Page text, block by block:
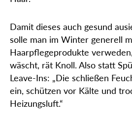
Damit dieses auch gesund
solle man im Winter generell
Haarpflegeprodukte
wäscht, rät Knoll. Also statt
Leave-Ins: „Die schließen
ein, schützen vor Kälte und
Heizungsluft.“